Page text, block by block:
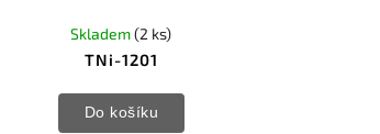
TNi-1201
Skladem(2 ks)
Do košíku